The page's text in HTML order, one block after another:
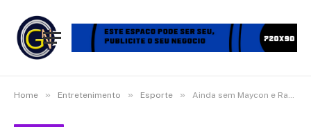
Home » Entretenimento » Esporte » Ainda sem Maycon e Rafael Ramos, Corinthians visita Juventude